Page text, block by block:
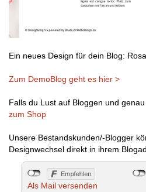
Ein neues Design für dein Blog:
Zum DemoBlog geht es hier >
Falls du Lust auf Bloggen und
zum Shop
Unsere Bestandskunden/-Blogger
Designwechsel direkt in ihrem
Als Mail versenden